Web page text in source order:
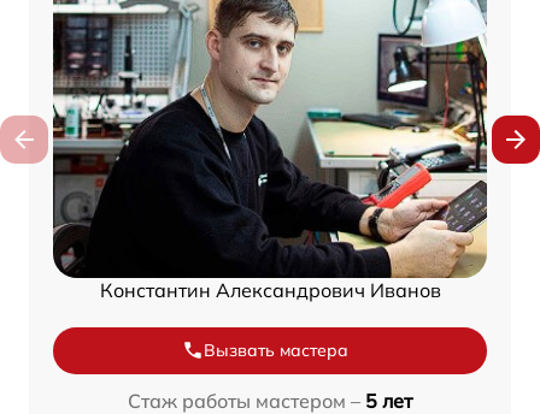
Константин Александрович Иванов
Вызвать мастера
Стаж работы мастером – 5 лет